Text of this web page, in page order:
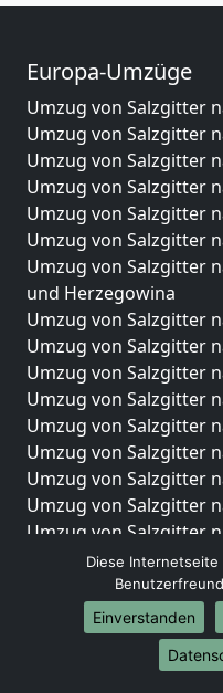
Europa-Umzüge
Umzug von Salzgitter
Umzug von Salzgitter
Umzug von Salzgitter
Umzug von Salzgitter
Umzug von Salzgitter
Umzug von Salzgitter
Umzug von Salzgitter
und Herzegowina
Umzug von Salzgitter
Umzug von Salzgitter
Umzug von Salzgitter
Umzug von Salzgitter
Umzug von Salzgitter
Umzug von Salzgitter
Umzug von Salzgitter
Umzug von Salzgitter
Umzug von Salzgitter
Umzug von Salzgitter
Umzug von Salzgitter
Umzug von Salzgitter
Umzug von Salzgitter
Umzüge-
Diese
Einverstanden